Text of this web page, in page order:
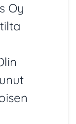
Oy